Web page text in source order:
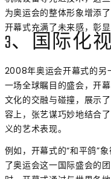
为奥运会的整体形象增添
开幕式充满了未来感，彰
3、国际化
2008年奥运会开幕式的另
一场全球瞩目的盛会，开
文化的交融与碰撞，展示
容上，张艺谋巧妙地结合
义的艺术表现。
例如，开幕式的“和平鸽”
了奥运会这一国际盛会的